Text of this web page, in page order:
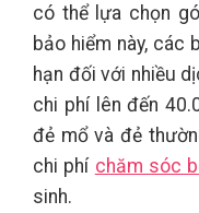
có thể lựa chọn
bảo hiểm này, các
hạn đối với nhiều
chi phí lên đến
đẻ mổ và đẻ
chi phí chăm sóc
sinh.